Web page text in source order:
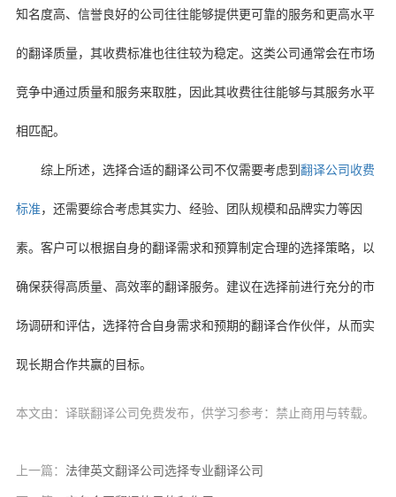
知名度高、信誉良好的公司往往能够提供更可靠的服务和更高水平
的翻译质量，其收费标准也往往较为稳定。这类公司通常会在市场
竞争中通过质量和服务来取胜，因此其收费往往能够与其服务水平
相匹配。
综上所述，选择合适的翻译公司不仅需要考虑到 翻译公司收费
标准 ，还需要综合考虑其实力、经验、团队规模和品牌实力等因
素。客户可以根据自身的翻译需求和预算制定合理的选择策略，以
确保获得高质量、高效率的翻译服务。建议在选择前进行充分的市
场调研和评估，选择符合自身需求和预期的翻译合作伙伴，从而实
现长期合作共赢的目标。
本文由：译联翻译公司免费发布，供学习参考：禁止商用与转载。
上一篇： 法律英文翻译公司选择专业翻译公司